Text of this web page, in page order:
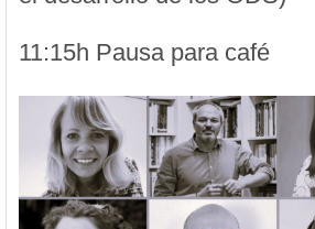
11:15h Pausa para café